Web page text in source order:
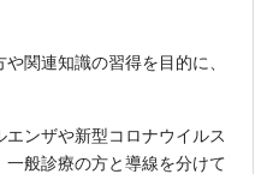
関連知識の習得を目的に、
ンザや新型コロナウイルス
般診療の方と導線を分けて